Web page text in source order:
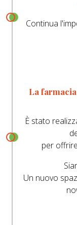
Continua
La
È stato
per
Un nuovo